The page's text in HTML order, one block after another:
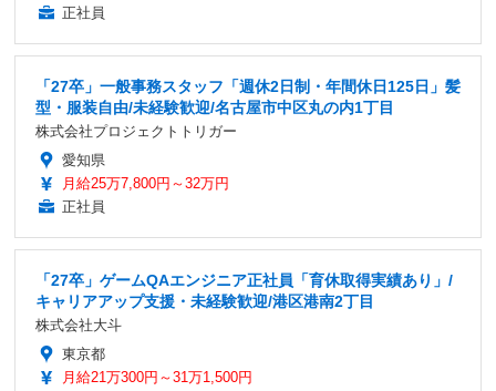
正社員
「27卒」一般事務スタッフ「週休2日制・年間休日125日」髪
型・服装自由/未経験歓迎/名古屋市中区丸の内1丁目
株式会社プロジェクトトリガー
愛知県
月給25万7,800円～32万円
正社員
「27卒」ゲームQAエンジニア正社員「育休取得実績あり」/
キャリアアップ支援・未経験歓迎/港区港南2丁目
株式会社大斗
東京都
月給21万300円～31万1,500円